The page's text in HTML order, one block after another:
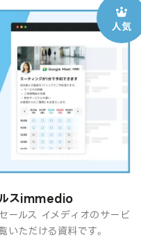
スimmedio
ールス イメディオのサービ
いただける資料です。